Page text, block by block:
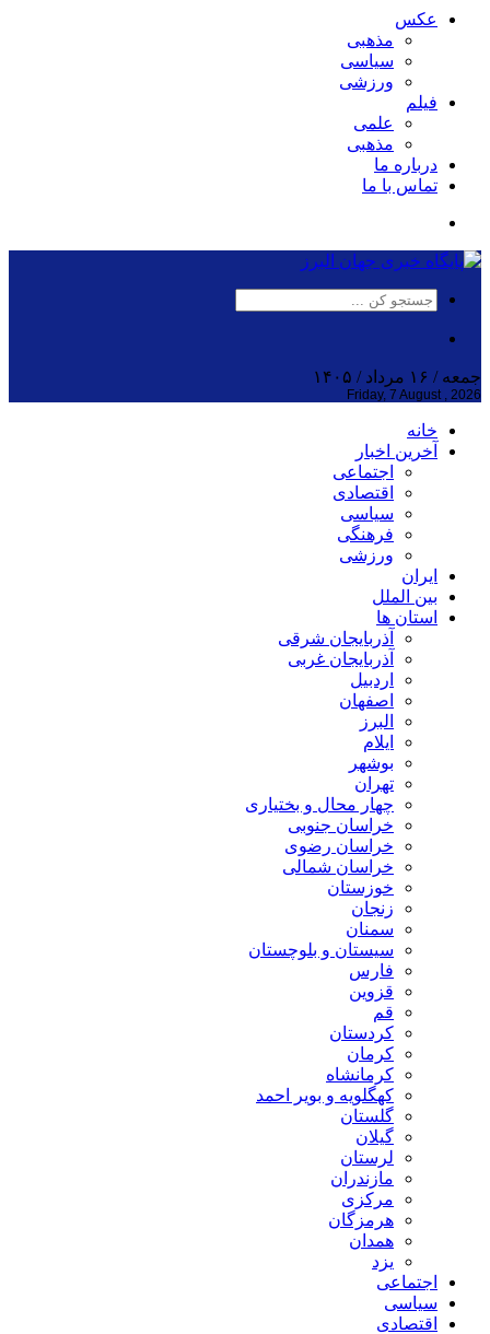
عکس
مذهبی
سیاسی
ورزشی
فیلم
علمی
مذهبی
درباره ما
تماس با ما
جمعه / ۱۶ مرداد / ۱۴۰۵
Friday, 7 August , 2026
خانه
آخرین اخبار
اجتماعی
اقتصادی
سیاسی
فرهنگی
ورزشی
ایران
بین الملل
استان ها
آذربایجان شرقی
آذربایجان غربی
اردبیل
اصفهان
البرز
ایلام
بوشهر
تهران
چهار محال و بختیاری
خراسان جنوبی
خراسان رضوی
خراسان شمالی
خوزستان
زنجان
سمنان
سیستان و بلوچستان
فارس
قزوین
قم
کردستان
کرمان
کرمانشاه
کهگلویه و بویر احمد
گلستان
گیلان
لرستان
مازندران
مرکزی
هرمزگان
همدان
یزد
اجتماعی
سیاسی
اقتصادی